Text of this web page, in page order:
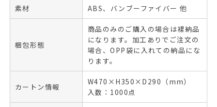
素材 ABS、バンブーファイバー 他
梱包形態
商品のみのご購入の場合は裸納品
になります。加工ありでご注文の
場合、OPP袋に入れての納品にな
ります。
カートン情報
W470×H350×D290（mm）
入数：1000点